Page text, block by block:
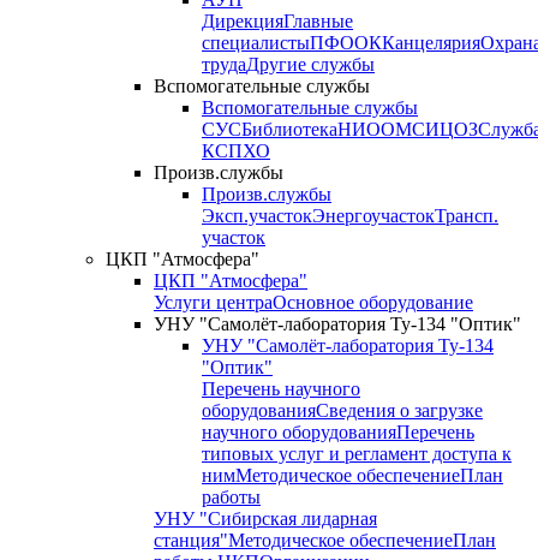
ДирекцияГлавные
специалистыПФООККанцелярия
трудаДругие службы
Вспомогательные службы
Вспомогательные службы
СУСБиблиотекаНИООМСИЦОЗ
КСПХО
Произв.службы
Произв.службы
Эксп.участокЭнергоучастокТрансп.
участок
ЦКП "Атмосфера"
ЦКП "Атмосфера"
Услуги центраОсновное оборудование
УНУ "Самолёт-лаборатория Ту-134 "Оптик"
УНУ "Самолёт-лаборатория Ту-134
"Оптик"
Перечень научного
оборудованияСведения о загрузке
научного оборудованияПеречень
типовых услуг и регламент доступа к
нимМетодическое обеспечениеПлан
работы
УНУ "Сибирская лидарная
станция"Методическое обеспечениеПлан